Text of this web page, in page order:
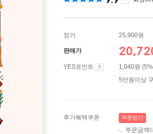
정가 25,900원
판매가
YES포인트
1,040원
5만원이상
추가혜택쿠폰 쿠폰받기
주문금액